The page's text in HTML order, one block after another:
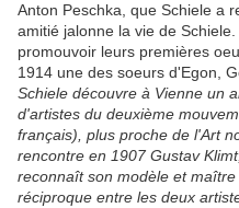
Anton Peschka, que Schiele a
amitié jalonne la vie de
promouvoir leurs premières
1914 une des soeurs d'Egon,
Schiele découvre à Vienne un
d'artistes du deuxième
français), plus proche de l'Art
rencontre en 1907 Gustav
reconnaît son modèle et
réciproque entre les deux